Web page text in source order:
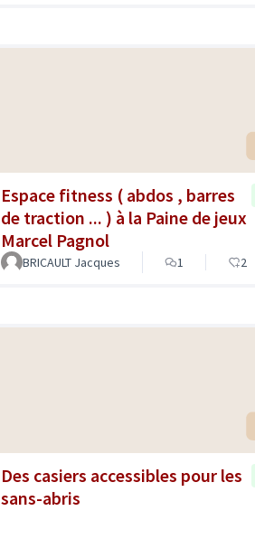
Espace fitness ( abdos , barres
de traction ... ) à la Paine de jeux
Marcel Pagnol
BRICAULT Jacques 1 2
Des casiers accessibles pour les
sans-abris